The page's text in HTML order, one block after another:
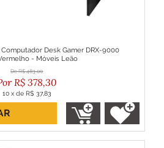
Desk Gamer DRX-9000
- Móveis Leão
R$ 483,00
R$ 378,30
10 x de R$ 37,83
R$ 340,47 no boleto